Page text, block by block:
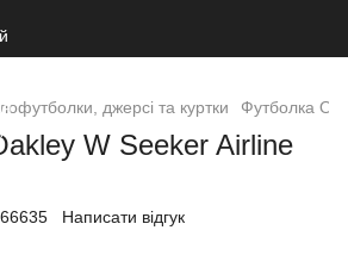
джерсі та куртки Футболка
W Seeker Airline
Написати відгук